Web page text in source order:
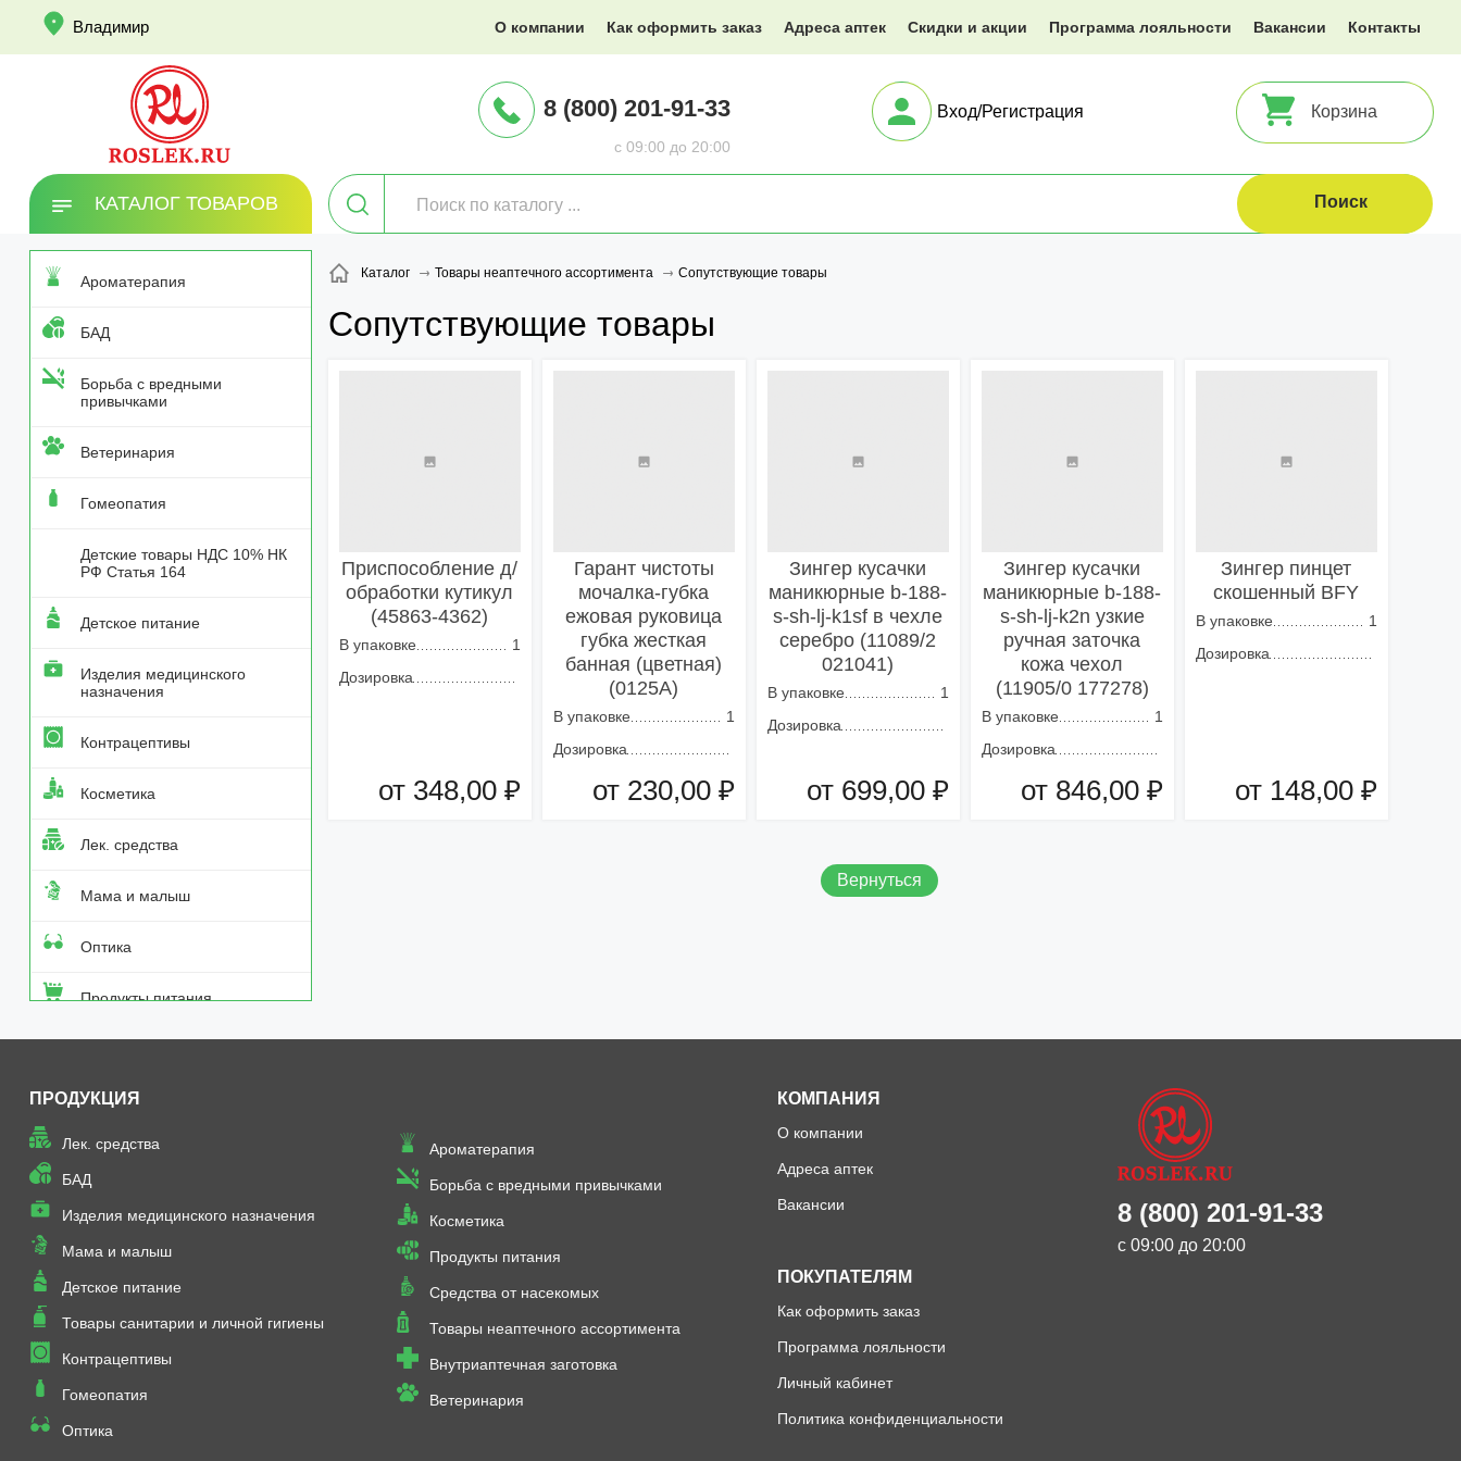
info@XXX.ru
О компании Как оформить заказ Адреса аптек Скидки и акции Программа лояльности Вакансии Контакты
с 09:00 до 20:00
8 (800) 201-91-33 Корзина
Вход/Регистрация
Владимир
КАТАЛОГ ТОВАРОВ
Ароматерапия
БАД
Борьба с вредными
привычками
Ветеринария
Гомеопатия
Детские товары НДС 10% НК
РФ Статья 164
Детское питание
Изделия медицинского
назначения
Контрацептивы
Косметика
Лек. средства
Мама и малыш
Оптика
Продукты питания
Товары неаптечного
гигиены
Каталог Товары неаптечного ассортимента Сопутствующие товары
Сопутствующие товары
Приспособление д/
обработки кутикул
(45863-4362)
В упаковке
1
Дозировка
от 348,00 ₽
Гарант чистоты
мочалка-губка
ежовая руковица
губка жесткая
банная (цветная)
(0125А)
В упаковке
1
Дозировка
от 230,00 ₽
Зингер кусачки
маникюрные b-188-
s-sh-lj-k1sf в чехле
серебро (11089/2
021041)
В упаковке
1
Дозировка
от 699,00 ₽
Зингер кусачки
маникюрные b-188-
s-sh-lj-k2n узкие
ручная заточка
кожа чехол
(11905/0 177278)
В упаковке
1
Дозировка
от 846,00 ₽
Зингер пинцет
скошенный BFY
В упаковке
1
Дозировка
от 148,00 ₽
Вернуться
ПРОДУКЦИЯ
Лек. средства
БАД
Изделия медицинского назначения
Мама и малыш
Детское питание
Товары санитарии и личной гигиены
Контрацептивы
Гомеопатия
Оптика
Ароматерапия
Борьба с вредными привычками
Косметика
Продукты питания
Средства от насекомых
Товары неаптечного ассортимента
Внутриаптечная заготовка
Ветеринария
КОМПАНИЯ
О компании
Адреса аптек
Вакансии
ПОКУПАТЕЛЯМ
Как оформить заказ
Программа лояльности
Личный кабинет
Политика конфиденциальности
8 (800) 201-91-33
с 09:00 до 20:00